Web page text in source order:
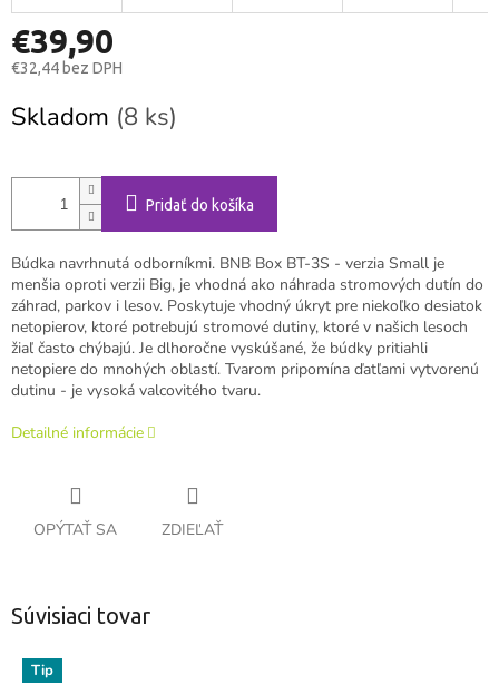
€39,90
€32,44 bez DPH
cena:
Skladom (8 ks)
Pridať do košíka
Búdka navrhnutá odborníkmi. BNB Box BT-3S - verzia Small je
menšia oproti verzii Big, je vhodná ako náhrada stromových dutín do
záhrad, parkov i lesov. Poskytuje vhodný úkryt pre niekoľko desiatok
netopierov, ktoré potrebujú stromové dutiny, ktoré v našich lesoch
žiaľ často chýbajú. Je dlhoročne vyskúšané, že búdky pritiahli
netopiere do mnohých oblastí. Tvarom pripomína ďatľami vytvorenú
dutinu - je vysoká valcovitého tvaru.
Detailné informácie
OPÝTAŤ SA ZDIEĽAŤ
Súvisiaci tovar
Tip